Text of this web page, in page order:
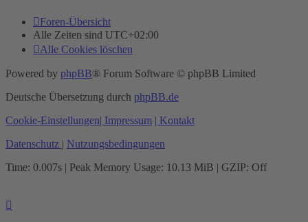
Foren-Übersicht
Alle Zeiten sind UTC+02:00
Alle Cookies löschen
Powered by phpBB® Forum Software © phpBB Limited
Deutsche Übersetzung durch phpBB.de
Cookie-Einstellungen| Impressum | Kontakt
Datenschutz | Nutzungsbedingungen
Time: 0.007s | Peak Memory Usage: 10.13 MiB | GZIP: Off